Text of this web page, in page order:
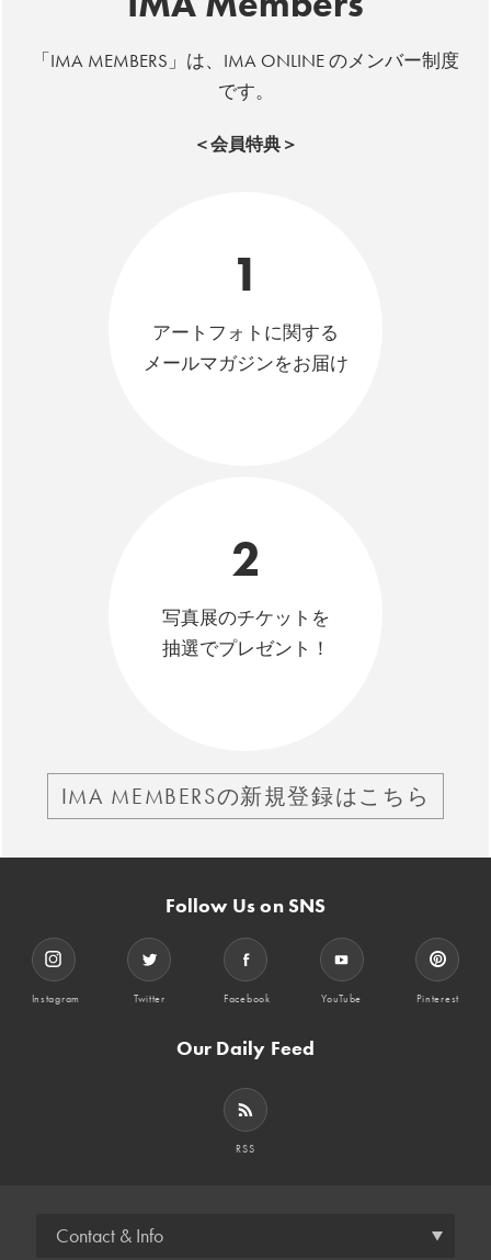
「IMA MEMBERS」は、IMA ONLINE のメンバー制度
です。
＜会員特典＞
1
アートフォトに関する
メールマガジンをお届け
2
写真展のチケットを
抽選でプレゼント！
IMA MEMBERSの新規登録はこちら
Follow Us on SNS
Instagram Twitter Facebook YouTube Pinterest
Our Daily Feed
RSS
Contact & Info